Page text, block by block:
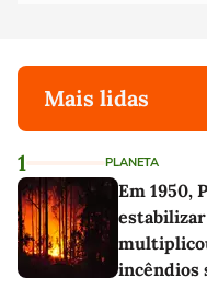
Mais lidas
1 PLANETA
Em 1950,
estabilizar
incêndios